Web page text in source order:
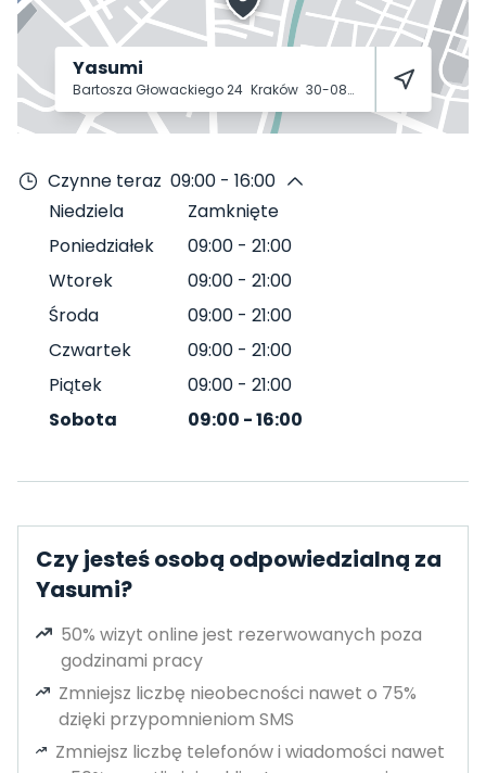
Yasumi
Bartosza Głowackiego 24 Kraków 30-085
Czynne teraz 09:00 - 16:00
Niedziela
Zamknięte
Poniedziałek
09:00 - 21:00
Wtorek
09:00 - 21:00
Środa
09:00 - 21:00
Czwartek
09:00 - 21:00
Piątek
09:00 - 21:00
Sobota
09:00 -16:00
Czy jesteś osobą odpowiedzialną za
Yasumi?
50% wizyt online jest rezerwowanych poza
godzinami pracy
Zmniejsz liczbę nieobecności nawet o 75%
dzięki przypomnieniom SMS
Zmniejsz liczbę telefonów i wiadomości nawet